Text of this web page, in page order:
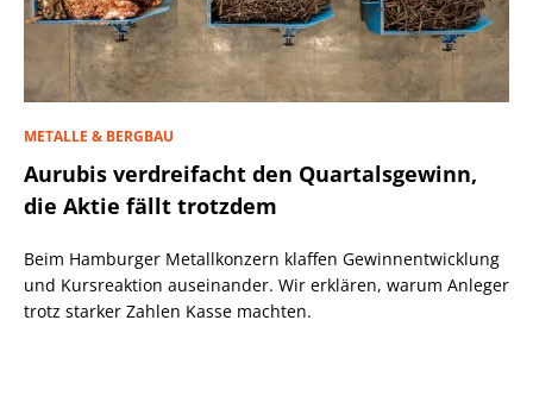
METALLE & BERGBAU
Aurubis verdreifacht den Quartalsgewinn,
die Aktie fällt trotzdem
Beim Hamburger Metallkonzern klaffen Gewinnentwicklung
und Kursreaktion auseinander. Wir erklären, warum Anleger
trotz starker Zahlen Kasse machten.